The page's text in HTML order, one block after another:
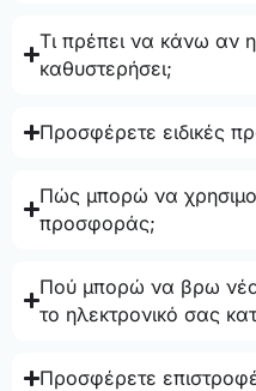
Τι πρέπει να κάνω αν
καθυστερήσει;
Προσφέρετε ειδικές
Πώς μπορώ να
προσφοράς;
Πού μπορώ να βρω νέα
το ηλεκτρονικό σας
Προσφέρετε